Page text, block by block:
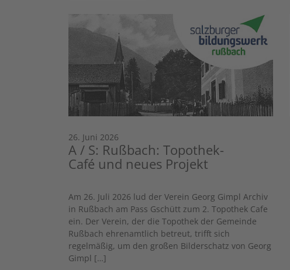
26. Juni 2026
A / S: Rußbach: Topothek-
Café und neues Projekt
Am 26. Juli 2026 lud der Verein Georg Gimpl Archiv
in Rußbach am Pass Gschütt zum 2. Topothek Cafe
ein. Der Verein, der die Topothek der Gemeinde
Rußbach ehrenamtlich betreut, trifft sich
regelmäßig, um den großen Bilderschatz von Georg
Gimpl […]